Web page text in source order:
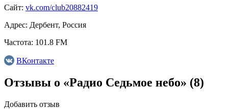
Сайт: vk.com/club20882419
Адрес: Дербент, Россия
Частота: 101.8 FM
ВКонтакте
Отзывы о «Радио Седьмое небо» (8)
Добавить отзыв